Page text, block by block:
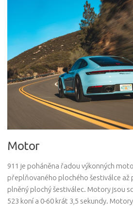
Motor
911 je poháněna řadou výkonných
přeplňovaného plochého šestiválce až
plněný plochý šestiválec. Motory jsou
523 koní a 0-60 krát 3,5 sekundy.